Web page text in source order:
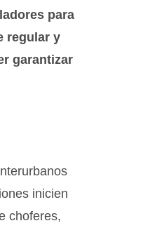
para
regular y
garantizar
inicien
choferes,